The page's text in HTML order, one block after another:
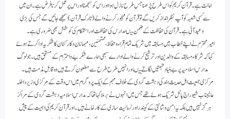
امانت ہے۔ قرآن کریم کو اس طرح پڑھنا جس طرح نازل ہوا اور اس کو سمجھنا اوراس پر عمل کرنا فرض ہے۔ان میں
سے کسی شعبہ کو آپ نظر انداز کریں گے تو قرآن کو مہجور کرنے والے(تارک قرآن) سمجھے جائیں گے جس کی بڑی
وعیدآئی ہے۔قرآن کی حفاظت کے ضمن میںمدارس کی حفاظت اوراستحکام کی کوشش بھی ضروری ہے ۔
امیر محترم نے اپنے خطاب میں مسابقہ میں شریک تمام قراء و حفاظ،ممتحنین،مہمانان وکارکنان کا شکریہ ادا کرتے ہوئے
کہا کہ شرکاء مسابقہ کے والدین اور ترشیح کرنے والے ادارے سبھی ہمارے شکریے واحترام کے مستحق ہیں۔جولوگ
مدارس اسلامیہ پربے بنیادتہمتیں لگاتے ہیںاورانہیں طرح طرح سے مطعون کرتے ہیں وہ قابل مذمت ہیں۔
مرکزی جمعیت اہل حدیث ہند کی دہشت گردی کے خلاف مہم کے ایک پروگرام میں اس وقت کے مرکزی وزیرداخلہ
عالیجناب شیوراج پاٹل شریک ہوئے تھے جس میں انہوں نے برملاکہاتھاکہ مدارس اسلامیہ دہشت گردی کے مراکز
ہرگز نہیں ہیں بلکہ یہ امن وشانتی کے کیندر اورنسانیت سازی کے کارخانے ہیں۔اورقرآن کریم کی اہمیت کے پیش